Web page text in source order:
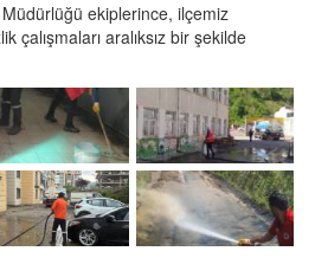
ekiplerince, ilçemiz
çalışmaları aralıksız bir şekilde